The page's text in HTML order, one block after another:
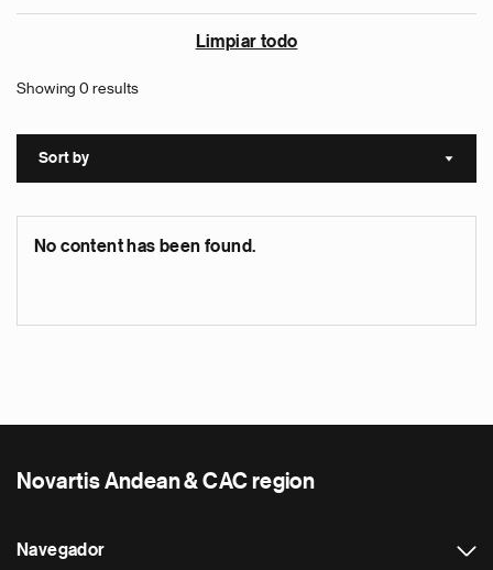
Limpiar todo
Showing 0 results
Sort by Sort
No content has been found.
Novartis Andean & CAC region
Navegador